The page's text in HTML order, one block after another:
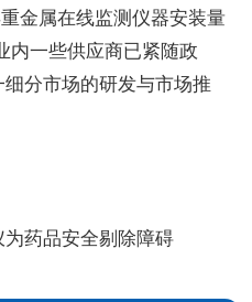
金属在线监测仪器安装量
一些供应商已紧随政
分市场的研发与市场推
药品安全剔除障碍